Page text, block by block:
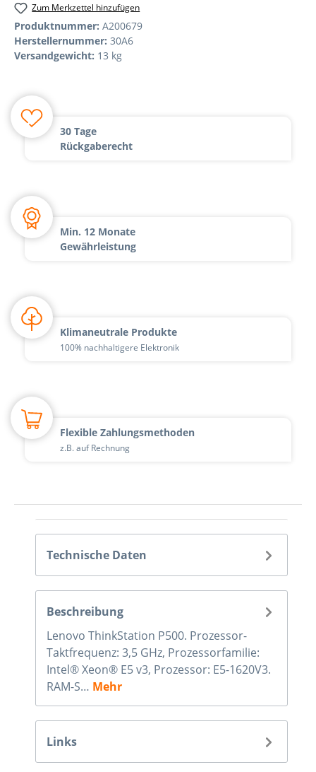
Zum Merkzettel hinzufügen
Produktnummer: A200679
Herstellernummer: 30A6
Versandgewicht: 13 kg
30 Tage
Rückgaberecht
Min. 12 Monate
Gewährleistung
Klimaneutrale Produkte
100% nachhaltigere Elektronik
Flexible Zahlungsmethoden
z.B. auf Rechnung
Technische Daten
Beschreibung
Lenovo ThinkStation P500. Prozessor-
Taktfrequenz: 3,5 GHz, Prozessorfamilie:
Intel® Xeon® E5 v3, Prozessor: E5-1620V3.
RAM-S… Mehr
Links